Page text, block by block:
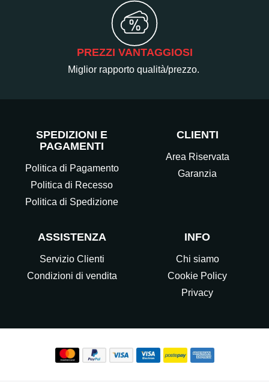
PREZZI VANTAGGIOSI
Miglior rapporto qualità/prezzo.
SPEDIZIONI E
PAGAMENTI
Politica di Pagamento
Politica di Recesso
Politica di Spedizione
CLIENTI
Area Riservata
Garanzia
ASSISTENZA
Servizio Clienti
Condizioni di vendita
INFO
Chi siamo
Cookie Policy
Privacy